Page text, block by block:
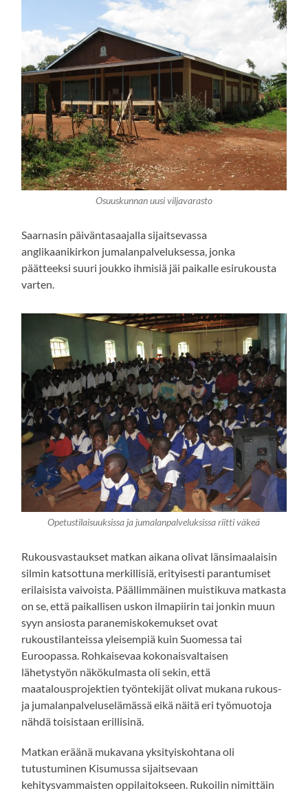
Osuuskunnan uusi viljavarasto
Saarnasin päiväntasaajalla sijaitsevassa
anglikaanikirkon jumalanpalveluksessa, jonka
päätteeksi suuri joukko ihmisiä jäi paikalle esirukousta
varten.
Opetustilaisuuksissa ja jumalanpalveluksissa riitti väkeä
Rukousvastaukset matkan aikana olivat länsimaalaisin
silmin katsottuna merkillisiä, erityisesti parantumiset
erilaisista vaivoista. Päällimmäinen muistikuva matkasta
on se, että paikallisen uskon ilmapiirin tai jonkin muun
syyn ansiosta paranemiskokemukset ovat
rukoustilanteissa yleisempiä kuin Suomessa tai
Euroopassa. Rohkaisevaa kokonaisvaltaisen
lähetystyön näkökulmasta oli sekin, että
maatalousprojektien työntekijät olivat mukana rukous-
ja jumalanpalveluselämässä eikä näitä eri työmuotoja
nähdä toisistaan erillisinä.
Matkan eräänä mukavana yksityiskohtana oli
tutustuminen Kisumussa sijaitsevaan
kehitysvammaisten oppilaitokseen. Rukoilin nimittäin